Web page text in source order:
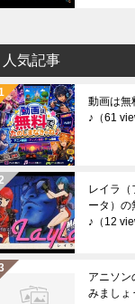
人気記事
動画は無
♪ （61
レイラ（
ータ）の
♪ （12
アニソン
みましょ